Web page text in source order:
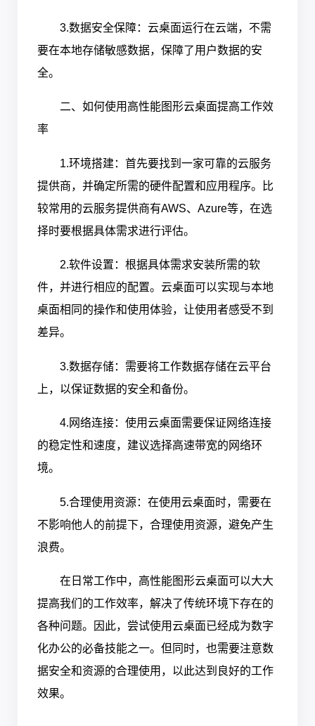
3.数据安全保障：云桌面运行在云端，不需
要在本地存储敏感数据，保障了用户数据的安
全。
二、如何使用高性能图形云桌面提高工作效
率
1.环境搭建：首先要找到一家可靠的云服务
提供商，并确定所需的硬件配置和应用程序。比
较常用的云服务提供商有AWS、Azure等，在选
择时要根据具体需求进行评估。
2.软件设置：根据具体需求安装所需的软
件，并进行相应的配置。云桌面可以实现与本地
桌面相同的操作和使用体验，让使用者感受不到
差异。
3.数据存储：需要将工作数据存储在云平台
上，以保证数据的安全和备份。
4.网络连接：使用云桌面需要保证网络连接
的稳定性和速度，建议选择高速带宽的网络环
境。
5.合理使用资源：在使用云桌面时，需要在
不影响他人的前提下，合理使用资源，避免产生
浪费。
在日常工作中，高性能图形云桌面可以大大
提高我们的工作效率，解决了传统环境下存在的
各种问题。因此，尝试使用云桌面已经成为数字
化办公的必备技能之一。但同时，也需要注意数
据安全和资源的合理使用，以此达到良好的工作
效果。